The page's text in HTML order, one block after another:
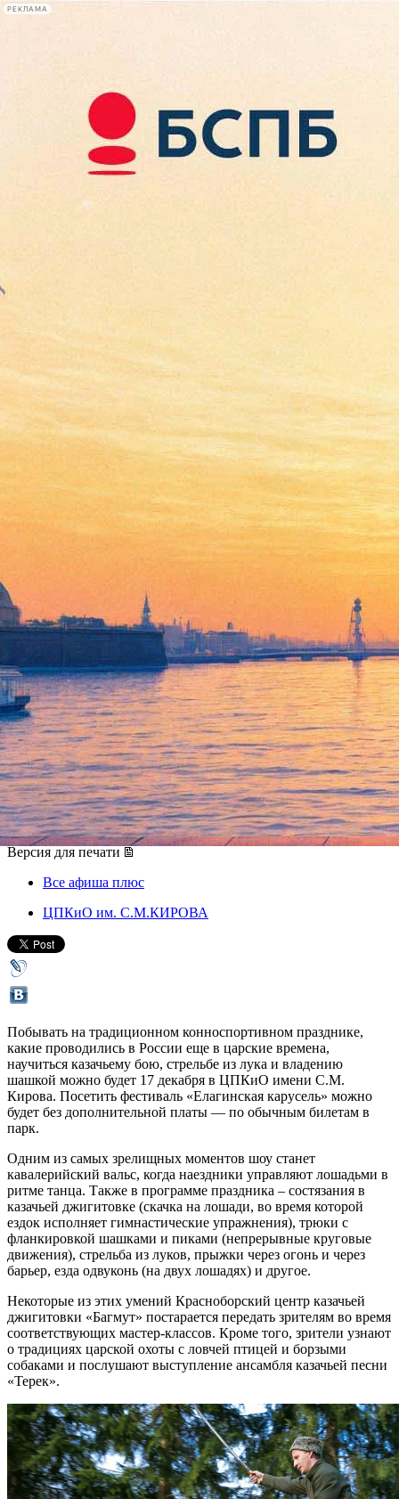
РЕКЛАМА
Сегодня:
2026.08.09
14:19
Афиша Plus
Казаки обучат владению
шашкой на «Елагинской
карусели»
17 декабря 2016, суббота,13.00
Версия для печати
Все афиша плюс
ЦПКиО им. С.М.КИРОВА
Побывать на традиционном конноспортивном празднике,
какие проводились в России еще в царские времена,
научиться казачьему бою, стрельбе из лука и владению
шашкой можно будет 17 декабря в ЦПКиО имени С.М.
Кирова. Посетить фестиваль «Елагинская карусель» можно
будет без дополнительной платы — по обычным билетам в
парк.
Одним из самых зрелищных моментов шоу станет
кавалерийский вальс, когда наездники управляют лошадьми в
ритме танца. Также в программе праздника – состязания в
казачьей джигитовке (скачка на лошади, во время которой
ездок исполняет гимнастические упражнения), трюки с
фланкировкой шашками и пиками (непрерывные круговые
движения), стрельба из луков, прыжки через огонь и через
барьер, езда одвуконь (на двух лошадях) и другое.
Некоторые из этих умений Красноборский центр казачьей
джигитовки «Багмут» постарается передать зрителям во время
соответствующих мастер-классов. Кроме того, зрители узнают
о традициях царской охоты с ловчей птицей и борзыми
собаками и послушают выступление ансамбля казачьей песни
«Терек».